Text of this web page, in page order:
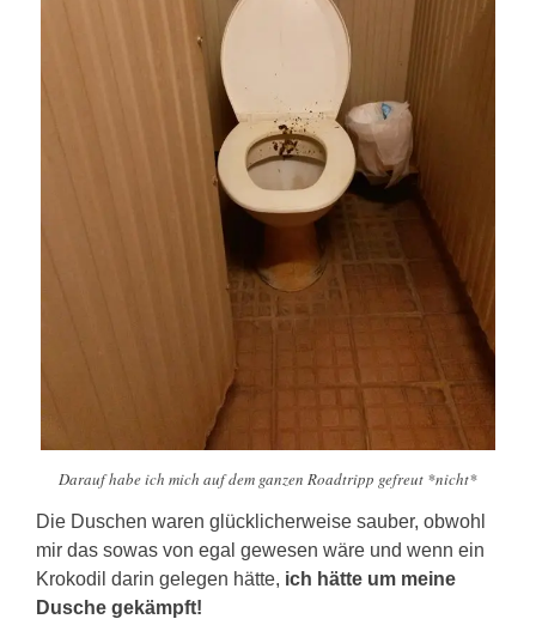
Darauf habe ich mich auf dem ganzen Roadtripp gefreut *nicht*
Die Duschen waren glücklicherweise sauber, obwohl
mir das sowas von egal gewesen wäre und wenn ein
Krokodil darin gelegen hätte, ich hätte um meine
Dusche gekämpft!